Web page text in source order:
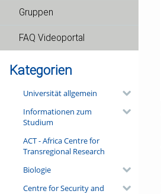
Gruppen
FAQ Videoportal
Kategorien
Universität allgemein
Informationen zum
Studium
ACT - Africa Centre for
Transregional Research
Biologie
Centre for Security and